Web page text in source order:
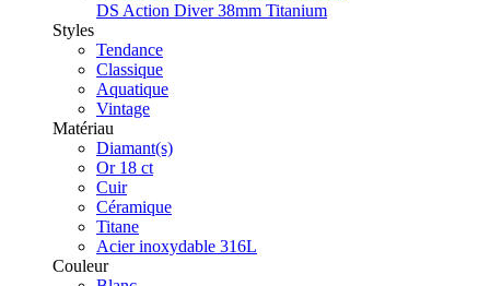
DS Action Diver 38mm Titanium
Styles
Tendance
Classique
Aquatique
Vintage
Matériau
Diamant(s)
Or 18 ct
Cuir
Céramique
Titane
Acier inoxydable 316L
Couleur